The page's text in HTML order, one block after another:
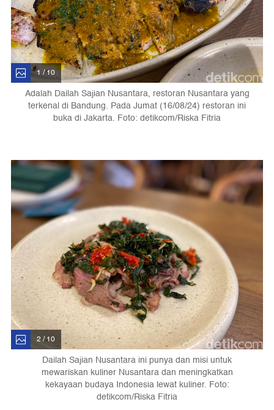
1 / 10
Adalah Dailah Sajian Nusantara, restoran Nusantara yang
terkenal di Bandung. Pada Jumat (16/08/24) restoran ini
buka di Jakarta. Foto: detikcom/Riska Fitria
2 / 10
Dailah Sajian Nusantara ini punya dan misi untuk
mewariskan kuliner Nusantara dan meningkatkan
kekayaan budaya Indonesia lewat kuliner. Foto:
detikcom/Riska Fitria